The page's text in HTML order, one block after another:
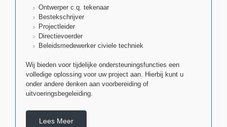
Ontwerper c.q. tekenaar
Bestekschrijver
Projectleider
Directievoerder
Beleidsmedewerker civiele techniek
Wij bieden voor tijdelijke ondersteuningsfuncties een
volledige oplossing voor uw project aan. Hierbij kunt u
onder andere denken aan voorbereiding of
uitvoeringsbegeleiding.
Lees Meer